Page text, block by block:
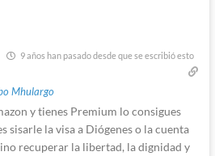
9 años han pasado desde que se escribió esto
Mhulargo
y tienes Premium lo consigues
sisarle la visa a Diógenes o la cuenta
recuperar la libertad, la dignidad y